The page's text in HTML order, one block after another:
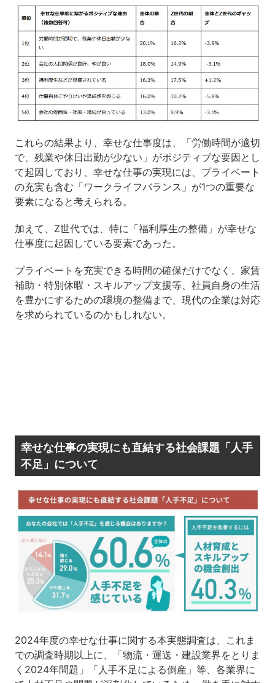
これらの結果より、幸せな仕事度は、「労働時間が適切
で、残業や休日出勤が少ない」がポジティブな要因とし
て起因しており、幸せな仕事の実現には、プライベート
の充実も含む「ワークライフバランス」が1つの重要な
要素になると考えられる。
加えて、Z世代では、特に「福利厚生の整備」が幸せな
仕事度に起因している要素であった。
プライベートを充実できる時間の確保だけでなく、家賃
補助・特別休暇・スキルアップ支援等、社員自身の生活
を豊かにするための環境の整備まで、現代の企業は対応
を求められているのかもしれない。
幸せな仕事の実現にも直結する社会課題「人手
不足」について
2024年度の幸せな仕事に関する本実態調査は、これま
での調査時期以上に、「物流・運送・建設業界をとりま
く2024年問題」「人手不足による倒産」等、各業界に